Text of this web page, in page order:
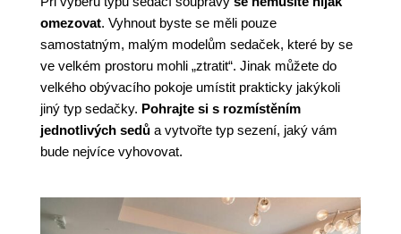
omezovat. Vyhnout byste se měli pouze
samostatným, malým modelům sedaček, které by se
ve velkém prostoru mohli „ztratit“. Jinak můžete do
velkého obývacího pokoje umístit prakticky jakýkoli
jiný typ sedačky. Pohrajte si s rozmístěním
jednotlivých sedů a vytvořte typ sezení, jaký vám
bude nejvíce vyhovovat.